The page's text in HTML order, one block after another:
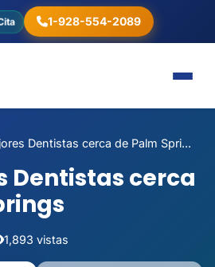
1-928-554-2089
Dentistas cerca de Palm Spri...
Dentistas cerca
1,893 vistas